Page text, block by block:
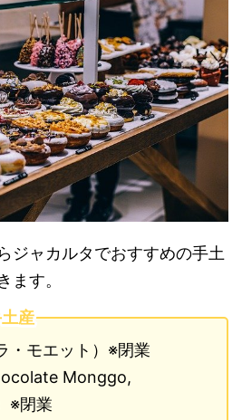
ジャカルタでおすすめの手土
ます。
産
・モエット）※閉業
Monggo,
※閉業